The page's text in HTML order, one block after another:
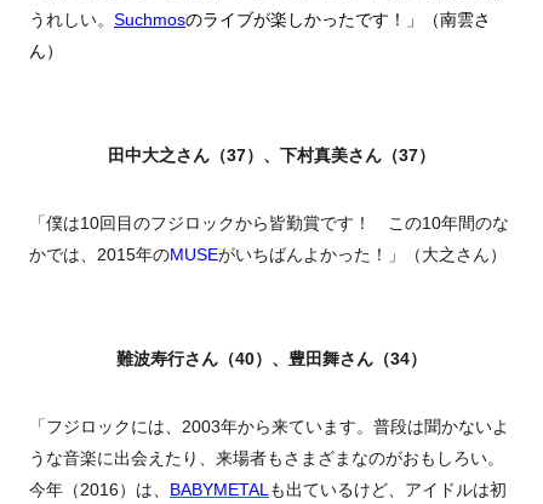
うれしい。 Suchmosのライブが楽しかったです！」（南雲さ
ん）
田中大之さん（37）、下村真美さん（37）
「僕は10回目のフジロックから皆勤賞です！ この10年間のな
かでは、2015年のMUSEがいちばんよかった！」（大之さん）
難波寿行さん（40）、豊田舞さん（34）
「フジロックには、2003年から来ています。普段は聞かないよ
うな音楽に出会えたり、来場者もさまざまなのがおもしろい。
今年（2016）は、 BABYMETAL も出ているけど、アイドルは初